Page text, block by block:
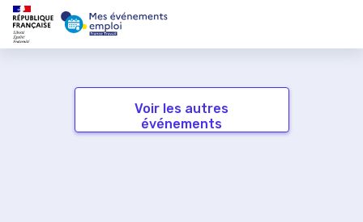
Voir les autres
événements